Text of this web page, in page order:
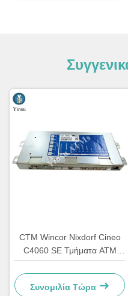
CTM Wincor Nixdorf Cineo
C4060 SE Τμήματα ΑΤΜ
Ειδικό Ηλεκτρονικό
1750147868
Συνομιλία Τώρα